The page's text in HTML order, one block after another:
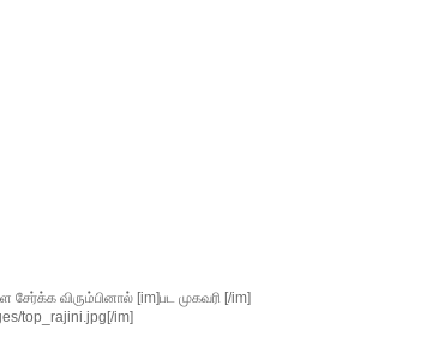
விரும்பினால் [im]பட முகவரி [/im]
top_rajini.jpg[/im]